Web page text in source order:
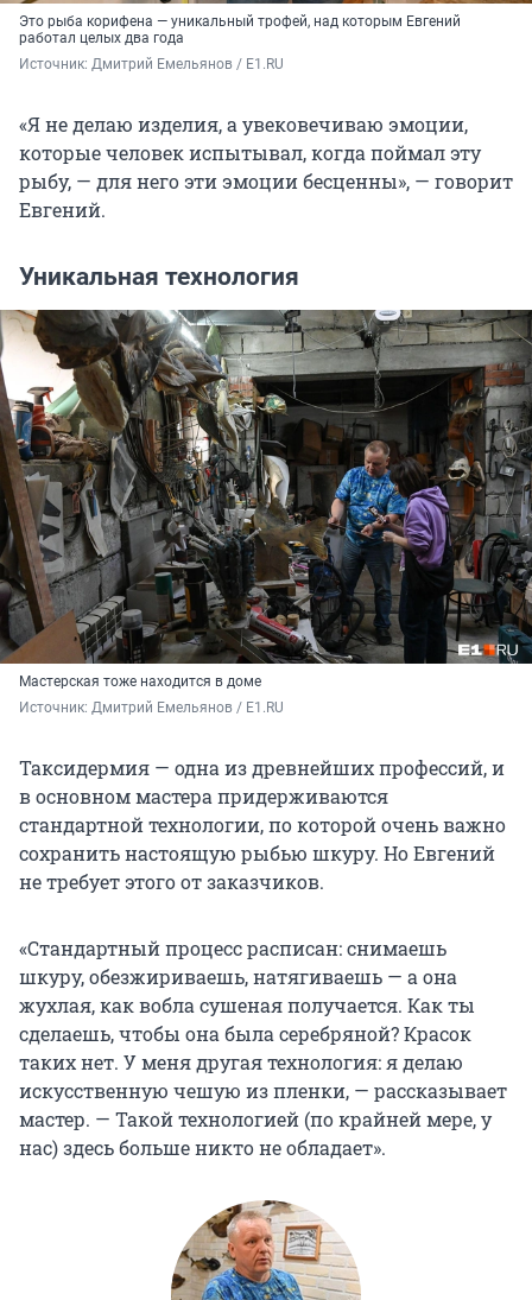
Это рыба корифена — уникальный трофей, над которым Евгений
работал целых два года
Источник: Дмитрий Емельянов / E1.RU
«Я не делаю изделия, а увековечиваю эмоции,
которые человек испытывал, когда поймал эту
рыбу, — для него эти эмоции бесценны», — говорит
Евгений.
Уникальная технология
Мастерская тоже находится в доме
Источник: Дмитрий Емельянов / E1.RU
Таксидермия — одна из древнейших профессий, и
в основном мастера придерживаются
стандартной технологии, по которой очень важно
сохранить настоящую рыбью шкуру. Но Евгений
не требует этого от заказчиков.
«Стандартный процесс расписан: снимаешь
шкуру, обезжириваешь, натягиваешь — а она
жухлая, как вобла сушеная получается. Как ты
сделаешь, чтобы она была серебряной? Красок
таких нет. У меня другая технология: я делаю
искусственную чешую из пленки, — рассказывает
мастер. — Такой технологией (по крайней мере, у
нас) здесь больше никто не обладает».